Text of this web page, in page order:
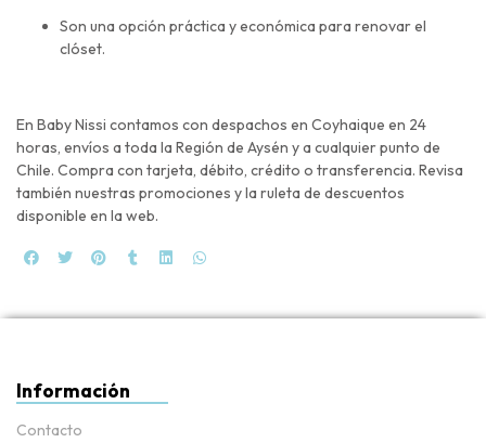
Son una opción práctica y económica para renovar el
clóset.
En Baby Nissi contamos con despachos en Coyhaique en 24
horas, envíos a toda la Región de Aysén y a cualquier punto de
Chile. Compra con tarjeta, débito, crédito o transferencia. Revisa
también nuestras promociones y la ruleta de descuentos
disponible en la web.
Información
Contacto